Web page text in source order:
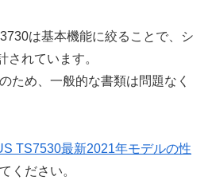
は基本機能に絞ることで、シ
されています。
ため、一般的な書類は問題なく
TS7530最新2021年モデルの性
ください。